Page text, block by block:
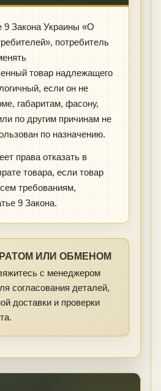
9 Закона Украины «О
потребитель
товар надлежащего
если он не
габаритам, фасону,
по другим причинам не
по назначению.
права отказать в
товара, если товар
требованиям,
9 Закона.
ИЛИ ОБМЕНОМ
с менеджером
согласования деталей,
доставки и проверки